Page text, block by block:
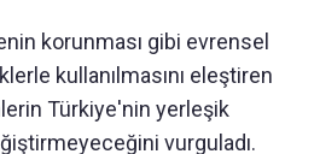
korunması gibi evrensel
kullanılmasını eleştiren
Türkiye'nin yerleşik
vurguladı.